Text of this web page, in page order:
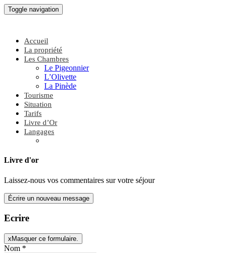
Toggle navigation
Accueil
La propriété
Les Chambres
Le Pigeonnier
L’Olivette
La Pinède
Tourisme
Situation
Tarifs
Livre d’Or
Langages
Livre d'or
Laissez-nous vos commentaires sur votre séjour
Ecrire
x Masquer ce formulaire.
Nom *